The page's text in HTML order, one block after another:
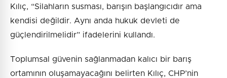
Kılıç, “Silahların susması, barışın başlangıcıdır ama
kendisi değildir. Aynı anda hukuk devleti de
güçlendirilmelidir” ifadelerini kullandı.
Toplumsal güvenin sağlanmadan kalıcı bir barış
ortamının oluşamayacağını belirten Kılıç, CHP’nin